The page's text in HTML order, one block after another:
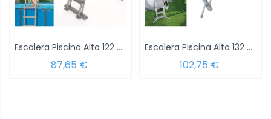
Escalera Piscina Alto 122 cm.
87,65 €
Escalera Piscina Alto 132 cm.
102,75 €